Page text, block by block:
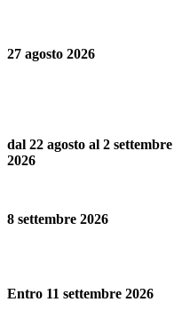
27 agosto 2026
dal 22 agosto al 2 settembre
2026
8 settembre 2026
Entro 11 settembre 2026